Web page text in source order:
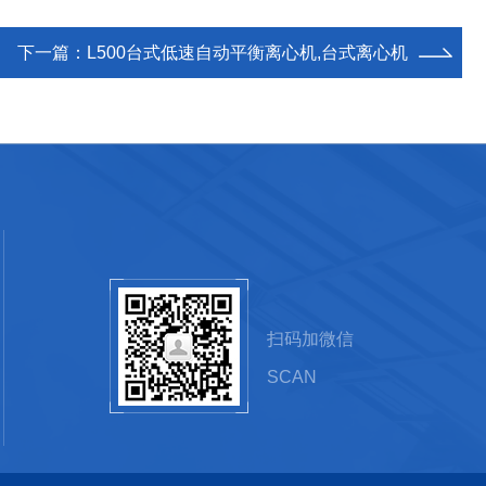
下一篇： L500台式低速自动平衡离心机,台式离心机
扫码加微信
SCAN